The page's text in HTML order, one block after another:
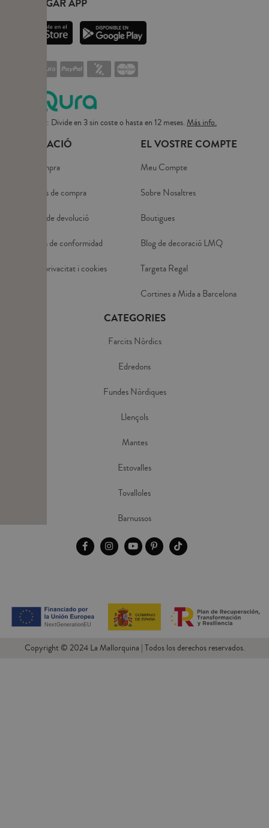
DESCARGAR APP
Pago flexible: Divide en 3 sin coste o hasta en 12 meses. Más info.
INFORMACIÓ
Guía de compra
Condiciones de compra
Condicions de devolució
Declaración de conformidad
Política de privacitat i cookies
EL VOSTRE COMPTE
Meu Compte
Sobre Nosaltres
Boutigues
Blog de decoració LMQ
Targeta Regal
Cortines a Mida a Barcelona
CATEGORIES
Farcits Nòrdics
Edredons
Fundes Nòrdiques
Llençols
Mantes
Estovalles
Tovalloles
Barnussos
Copyright © 2024 La Mallorquina | Todos los derechos reservados.